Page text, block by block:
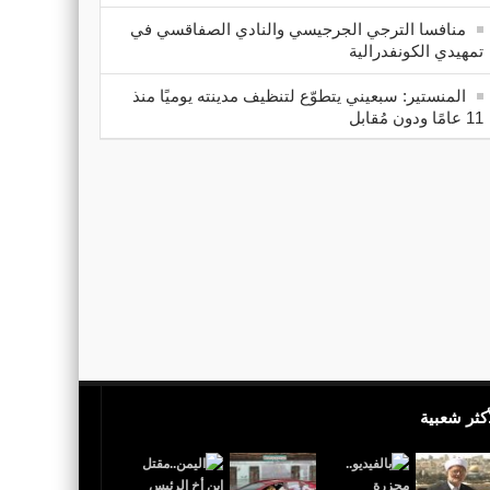
منافسا الترجي الجرجيسي والنادي الصفاقسي في
تمهيدي الكونفدرالية
المنستير: سبعيني يتطوّع لتنظيف مدينته يوميًا منذ
11 عامًا ودون مُقابل
شعبية